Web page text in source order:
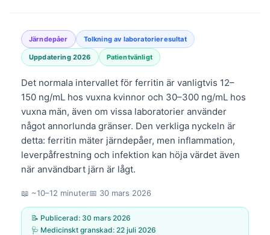
Järndepåer Tolkning av laboratorieresultat
Uppdatering 2026 Patientvänligt
Det normala intervallet för ferritin är vanligtvis 12–
150 ng/mL hos vuxna kvinnor och 30–300 ng/mL hos
vuxna män, även om vissa laboratorier använder
något annorlunda gränser. Den verkliga nyckeln är
detta: ferritin mäter järndepåer, men inflammation,
leverpåfrestning och infektion kan höja värdet även
när användbart järn är lågt.
📖 ~10–12 minuter📅 30 mars 2026
📝 Publicerad: 30 mars 2026
🩺 Medicinskt granskad: 22 juli 2026